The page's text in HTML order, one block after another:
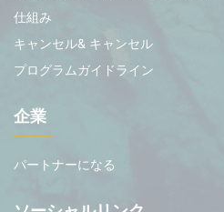
仕組み
キャンセル& キャンセル
プログラムガイドライン
企業
パートナーになる